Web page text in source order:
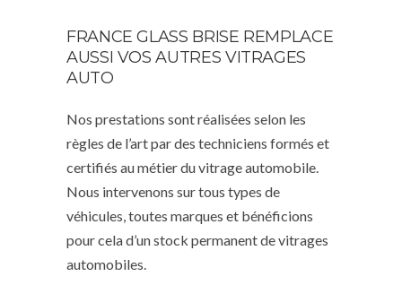
FRANCE GLASS BRISE REMPLACE
AUSSI VOS AUTRES VITRAGES
AUTO
Nos prestations sont réalisées selon les
règles de l’art par des techniciens formés et
certifiés au métier du vitrage automobile.
Nous intervenons sur tous types de
véhicules, toutes marques et bénéficions
pour cela d’un stock permanent de vitrages
automobiles.